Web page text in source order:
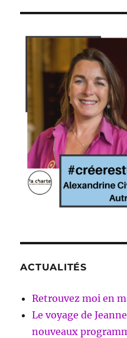
ACTUALITÉS
Retrouvez moi en
Le voyage de
nouveaux